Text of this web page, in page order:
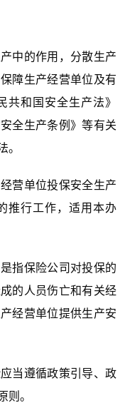
中的作用，分散生产
障生产经营单位及有
共和国安全生产法》
全生产条例》等有关
。
营单位投保安全生产
推行工作，适用本办
指保险公司对投保的
的人员伤亡和有关经
经营单位提供生产安
当遵循政策引导、政
则。